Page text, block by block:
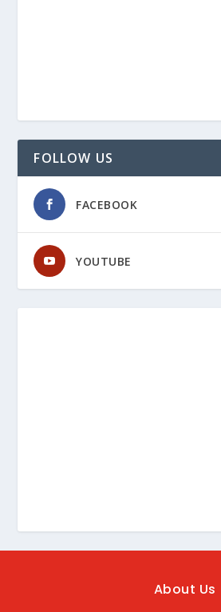
FOLLOW US
FACEBOOK
YOUTUBE
About Us